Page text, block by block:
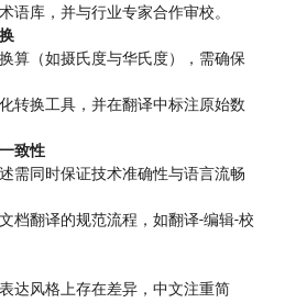
语库，并与行业专家合作审校。
算（如摄氏度与华氏度），需确保
转换工具，并在翻译中标注原始数
致性
需同时保证技术准确性与语言流畅
档翻译的规范流程，如翻译-编辑-校
达风格上存在差异，中文注重简